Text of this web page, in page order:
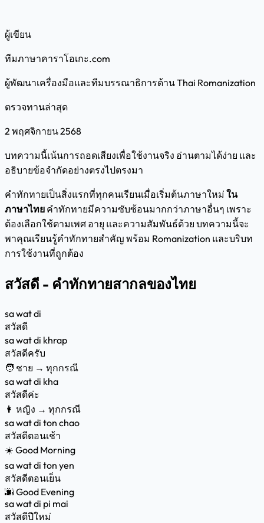
ผู้เขียน
ทีมภาษาคาราโอเกะ.com
ผู้พัฒนาเครื่องมือและทีมบรรณาธิการด้าน Thai Romanization
ตรวจทานล่าสุด
2 พฤศจิกายน 2568
บทความนี้เน้นการถอดเสียงเพื่อใช้งานจริง อ่านตามได้ง่าย และ
อธิบายข้อจำกัดอย่างตรงไปตรงมา
คำทักทายเป็นสิ่งแรกที่ทุกคนเรียนเมื่อเริ่มต้นภาษาใหม่ ใน
ภาษาไทย คำทักทายมีความซับซ้อนมากกว่าภาษาอื่นๆ เพราะ
ต้องเลือกใช้ตามเพศ อายุ และความสัมพันธ์ด้วย บทความนี้จะ
พาคุณเรียนรู้คำทักทายสำคัญ พร้อม Romanization และบริบท
การใช้งานที่ถูกต้อง
สวัสดี - คำทักทายสากลของไทย
sa wat di
สวัสดี
sa wat di khrap
สวัสดีครับ
🧑 ชาย → ทุกกรณี
sa wat di kha
สวัสดีค่ะ
👩 หญิง → ทุกกรณี
sa wat di ton chao
สวัสดีตอนเช้า
☀️ Good Morning
sa wat di ton yen
สวัสดีตอนเย็น
🌆 Good Evening
sa wat di pi mai
สวัสดีปีใหม่